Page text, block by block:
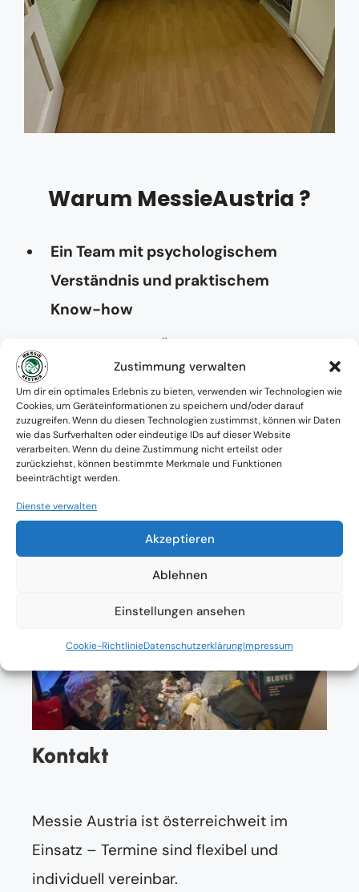
Zustimmung verwalten
Um dir ein optimales Erlebnis zu bieten, verwenden wir Technologien wie
Cookies, um Geräteinformationen zu speichern und/oder darauf
zuzugreifen. Wenn du diesen Technologien zustimmst, können wir Daten
wie das Surfverhalten oder eindeutige IDs auf dieser Website
verarbeiten. Wenn du deine Zustimmung nicht erteilst oder
zurückziehst, können bestimmte Merkmale und Funktionen
beeinträchtigt werden.
Dienste verwalten
Akzeptieren
Ablehnen
Einstellungen ansehen
Cookie-RichtlinieDatenschutzerklärungImpressum
Warum MessieAustria ?
Ein Team mit psychologischem
Verständnis und praktischem
Know-how
Absolute Diskretion & keine
Zusammenarbeit mit Ämtern ohne
Einverständnis
Kontakt
Messie Austria ist österreichweit im
Einsatz – Termine sind flexibel und
individuell vereinbar.